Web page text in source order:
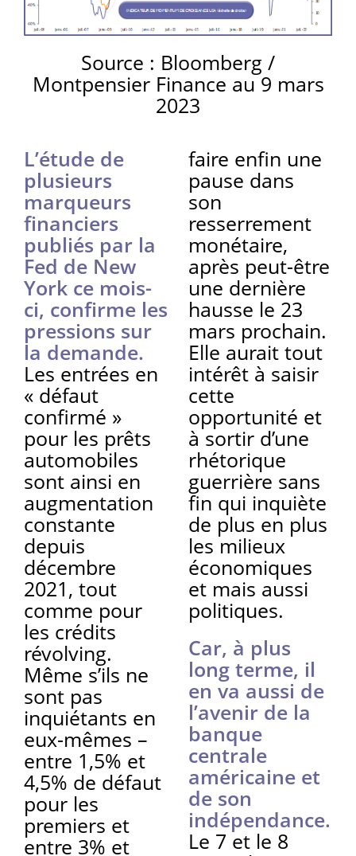
Source : Bloomberg /
Montpensier Finance au 9 mars
2023
L’étude de
plusieurs
marqueurs
financiers
publiés par la
Fed de New
York ce mois-
ci, confirme les
pressions sur
la demande.
Les entrées en
« défaut
confirmé »
pour les prêts
automobiles
sont ainsi en
augmentation
constante
depuis
décembre
2021, tout
comme pour
les crédits
révolving.
Même s’ils ne
sont pas
inquiétants en
eux-mêmes –
entre 1,5% et
4,5% de défaut
pour les
premiers et
entre 3% et
faire enfin une
pause dans
son
resserrement
monétaire,
après peut-être
une dernière
hausse le 23
mars prochain.
Elle aurait tout
intérêt à saisir
cette
opportunité et
à sortir d’une
rhétorique
guerrière sans
fin qui inquiète
de plus en plus
les milieux
économiques
et mais aussi
politiques.
Car, à plus
long terme, il
en va aussi de
l’avenir de la
banque
centrale
américaine et
de son
indépendance.
Le 7 et le 8